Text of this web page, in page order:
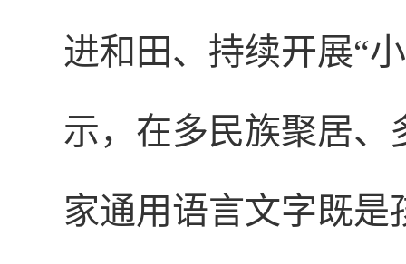
进和田、持续开展“
示，在多民族聚居、
家通用语言文字既